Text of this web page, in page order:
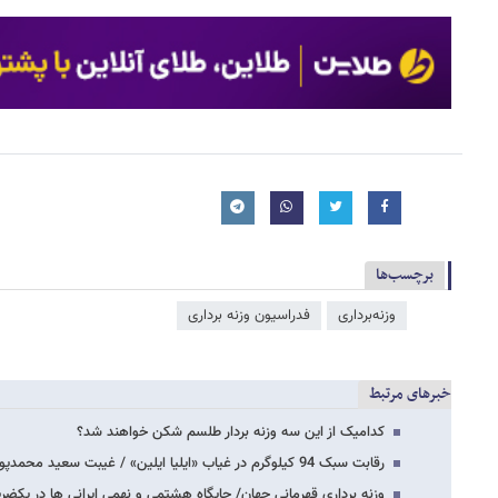
برچسب‌ها
وزنه‌برداری فدراسیون وزنه برداری
خبرهای مرتبط
کدامیک از این سه وزنه بردار طلسم شکن خواهند شد؟
رقابت سبک 94 کیلوگرم در غیاب «ایلیا ایلین» / غیبت سعید محمدپور و حسرت مدالی دیگر